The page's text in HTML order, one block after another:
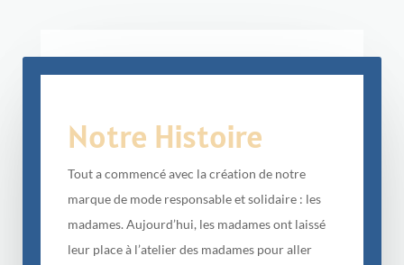
Notre Histoire
Tout a commencé avec la création de notre
marque de mode responsable et solidaire : les
madames. Aujourd’hui, les madames ont laissé
leur place à l’atelier des madames pour aller